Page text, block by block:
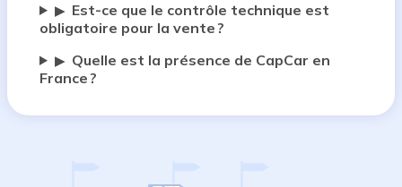
▶ Est-ce que le contrôle technique est
obligatoire pour la vente ?
▶ Quelle est la présence de CapCar en
France ?